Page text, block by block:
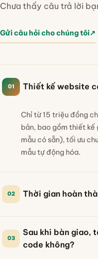
Chưa thấy câu trả lời
Gửi câu hỏi cho chúng tôi↗
01 Thiết kế website
Chỉ từ 15 triệu đồng
bản, bao gồm thiết
mẫu có sẵn), tối ưu
mẫu tự động hóa.
02 Thời gian hoàn
03
Sau khi bàn giao,
code không?